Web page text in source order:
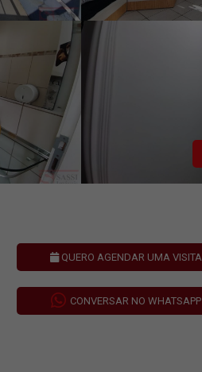
QUERO AGENDAR UMA VISITA
CONVERSAR NO WHATSAPP